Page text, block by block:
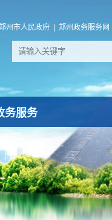
州市人民政府 郑州政务服务网
务服务